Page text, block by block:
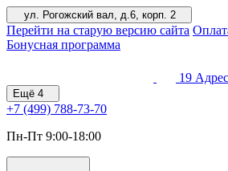
ул. Рогожский вал, д.6, корп. 2
Перейти на старую версию сайта
Бонусная программа
19
Ещё 4
+7 (499) 788-73-70
Пн-Пт 9:00-18:00